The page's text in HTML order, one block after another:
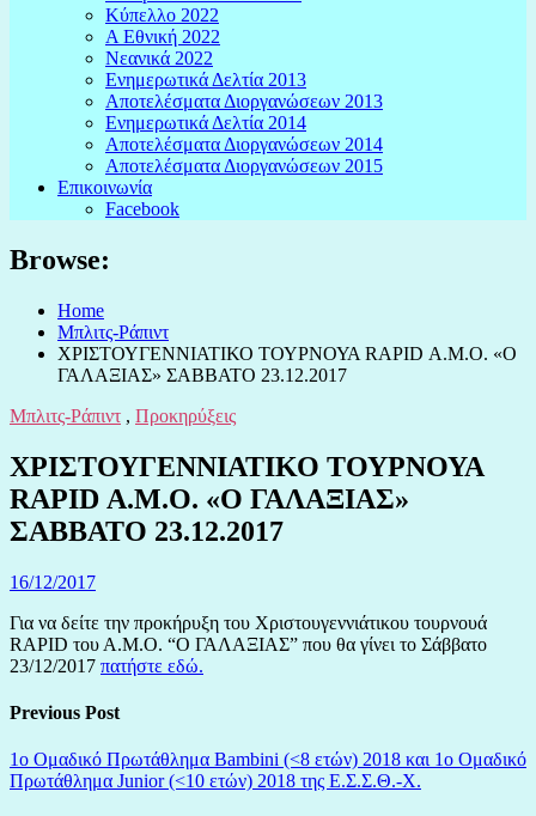
Κύπελλο 2022
Α Εθνική 2022
Νεανικά 2022
Ενημερωτικά Δελτία 2013
Αποτελέσματα Διοργανώσεων 2013
Ενημερωτικά Δελτία 2014
Αποτελέσματα Διοργανώσεων 2014
Αποτελέσματα Διοργανώσεων 2015
Επικοινωνία
Facebook
Browse:
Home
Μπλιτς-Ράπιντ
ΧΡΙΣΤΟΥΓΕΝΝΙΑΤΙΚΟ ΤΟΥΡΝΟΥΑ RAPID Α.Μ.Ο. «Ο
ΓΑΛΑΞΙΑΣ» ΣΑΒΒΑΤΟ 23.12.2017
Μπλιτς-Ράπιντ , Προκηρύξεις
ΧΡΙΣΤΟΥΓΕΝΝΙΑΤΙΚΟ ΤΟΥΡΝΟΥΑ
RAPID Α.Μ.Ο. «Ο ΓΑΛΑΞΙΑΣ»
ΣΑΒΒΑΤΟ 23.12.2017
16/12/2017
Για να δείτε την προκήρυξη του Χριστουγεννιάτικου τουρνουά
RAPID του Α.Μ.Ο. “Ο ΓΑΛΑΞΙΑΣ” που θα γίνει το Σάββατο
23/12/2017 πατήστε εδώ.
Previous Post
1ο Ομαδικό Πρωτάθλημα Bambini (<8 ετών) 2018 και 1ο Ομαδικό
Πρωτάθλημα Junior (<10 ετών) 2018 της Ε.Σ.Σ.Θ.-Χ.